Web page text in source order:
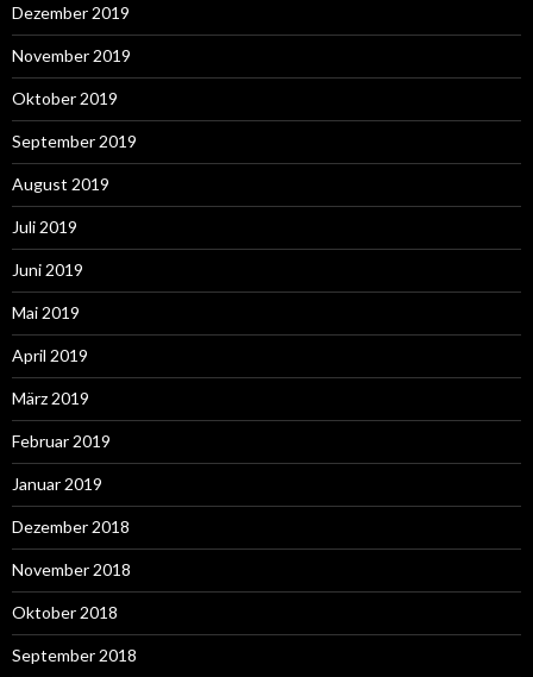
Dezember 2019
November 2019
Oktober 2019
September 2019
August 2019
Juli 2019
Juni 2019
Mai 2019
April 2019
März 2019
Februar 2019
Januar 2019
Dezember 2018
November 2018
Oktober 2018
September 2018